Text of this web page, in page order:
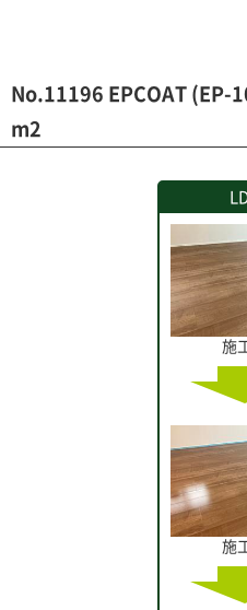
No.11196 EPCOAT (EP-
m2
施
施